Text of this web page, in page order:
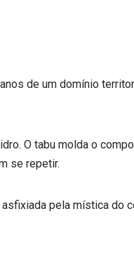
de um domínio
O tabu molda o
se repetir.
pela mística do